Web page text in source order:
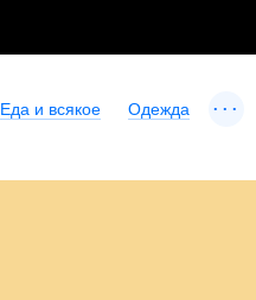
Еда и всякое Одежда ...